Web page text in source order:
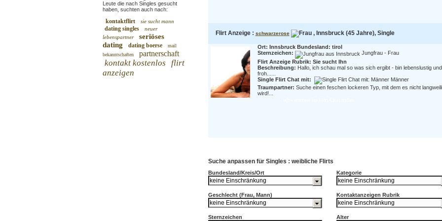
Leute die nach Singles gesucht
haben, suchten auch nach:
kontaktflirt sie sucht mann
dating singles
neuer
lebenspartner
seriöses
dating
dating boerse
mail
bekanntschaften
partnerschaft
kontakt kostenlos
flirt
anzeigen
Flirt Anzeige : schwarzerose , Innsbruck (45 Jahre), Single
Ort: Innsbruck Bundesland: tirol
Sternzeichen:
Jungfrau - Frau
Flirt Anzeige Rubrik: Sie sucht Ihn
Beschreibung: Hallo, ich schau mal so was sich ergibt - bin lebenslustig und
froh......
Single Flirt Chat mit:
Männer
Traumpartner: Suche einen feschen lockeren Typ, mit dem es nicht
wird!...
Suche anpassen für Singles : weibliche Flirts
Bundesland/Kreis/Ort Kategorie
Geschlecht (Frau, Mann) Kontaktanzeigen Rubrik
Sternzeichen Alter